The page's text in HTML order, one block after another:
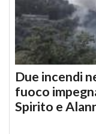
Due incendi
fuoco
Spirito e